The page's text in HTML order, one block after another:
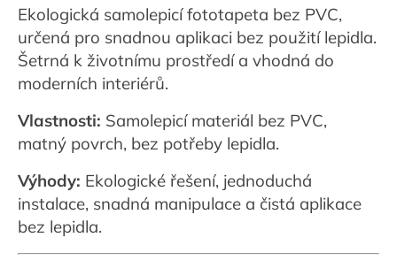
Ekologická samolepicí fototapeta bez PVC,
určená pro snadnou aplikaci bez použití lepidla.
Šetrná k životnímu prostředí a vhodná do
moderních interiérů.
Vlastnosti: Samolepicí materiál bez PVC,
matný povrch, bez potřeby lepidla.
Výhody: Ekologické řešení, jednoduchá
instalace, snadná manipulace a čistá aplikace
bez lepidla.